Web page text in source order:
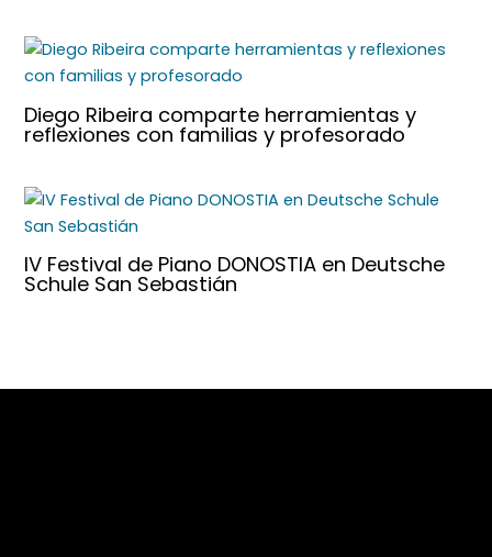
Diego Ribeira comparte herramientas y
reflexiones con familias y profesorado
IV Festival de Piano DONOSTIA en Deutsche
Schule San Sebastián